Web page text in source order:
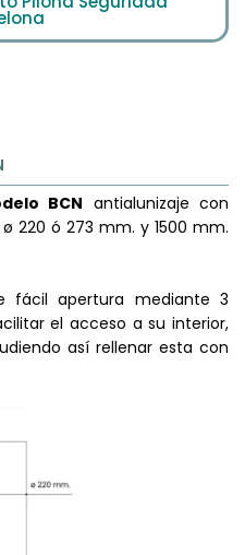
BCN antialunizaje con
220 ó 273 mm. y 1500 mm.
fácil apertura mediante 3
el acceso a su interior,
así rellenar esta con